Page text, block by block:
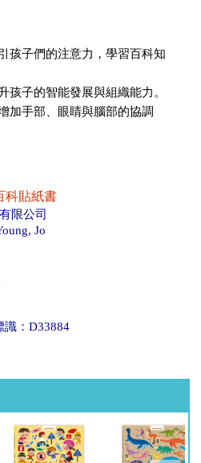
孩子們的注意力，學習百科知
孩子的智能發展與組織能力。
加手部、眼睛與腦部的協調
科貼紙書
限公司
Jo
識：D33884